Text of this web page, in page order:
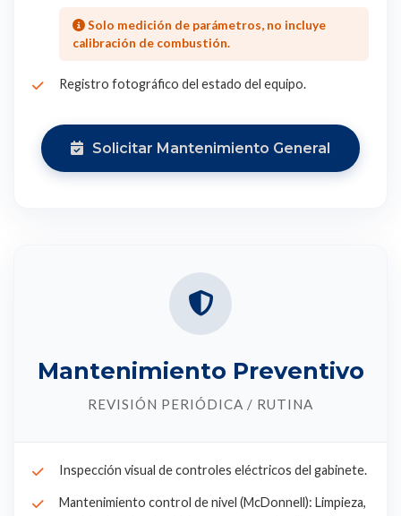
Solo medición de parámetros, no incluye
calibración de combustión.
Registro fotográfico del estado del equipo.
Solicitar Mantenimiento General
Mantenimiento Preventivo
REVISIÓN PERIÓDICA / RUTINA
Inspección visual de controles eléctricos del gabinete.
Mantenimiento control de nivel (McDonnell): Limpieza,